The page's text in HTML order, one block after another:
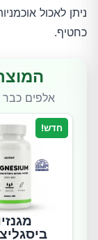
ניתן לאכול
כחטיף.
אלפים
חדש!